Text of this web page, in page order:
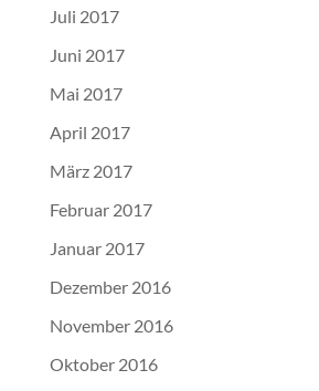
Juli 2017
Juni 2017
Mai 2017
April 2017
März 2017
Februar 2017
Januar 2017
Dezember 2016
November 2016
Oktober 2016